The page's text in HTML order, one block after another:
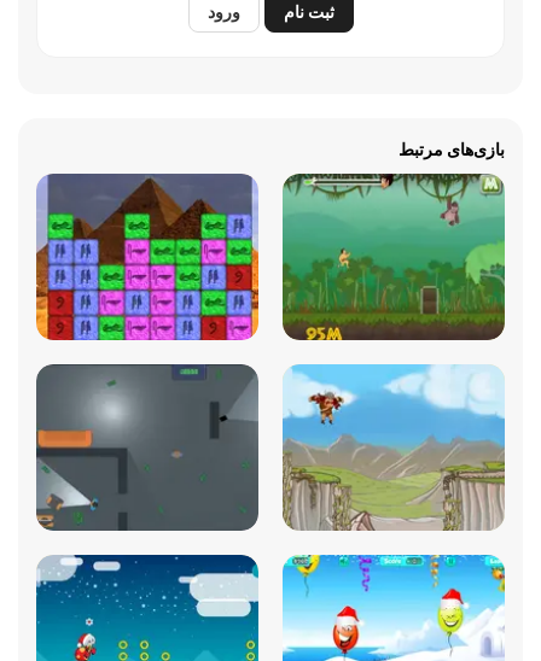
ثبت نام ورود
بازی‌های مرتبط